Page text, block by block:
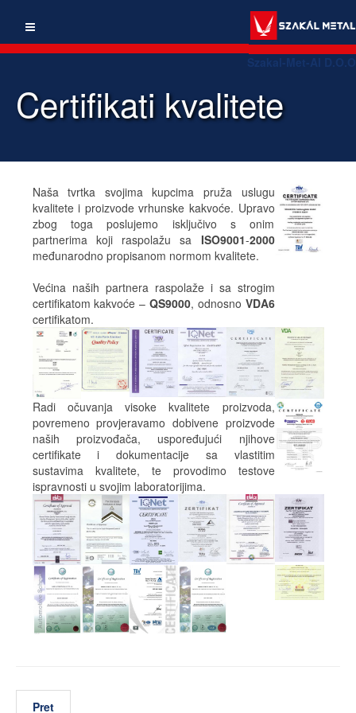
Szakal-Met-Al D.O.O
Certifikati kvalitete
Naša tvrtka svojima kupcima pruža uslugu
kvalitete i proizvode vrhunske kakvoće. Upravo
zbog toga poslujemo isključivo s onim
partnerima koji raspolažu sa ISO9001-2000
međunarodno propisanom normom kvalitete.
Većina naših partnera raspolaže i sa strogim
certifikatom kakvoće – QS9000, odnosno VDA6
certifikatom.
Radi očuvanja visoke kvalitete proizvoda,
povremeno provjeravamo dobivene proizvode
naših proizvođača, uspoređujući njihove
certifikate i dokumentacije sa vlastitim
sustavima kvalitete, te provodimo testove
ispravnosti u svojim laboratorijima.
Pret